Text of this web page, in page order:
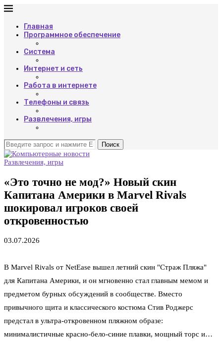
Главная
Программное обеспечение
Система
Интернет и сеть
Работа в интернете
Телефоны и связь
Развлечения, игры
Поиск
Развлечения, игры
«Это точно не мод?» Новый скин
Капитана Америки в Marvel Rivals
шокировал игроков своей
откровенностью
03.07.2026
В Marvel Rivals от NetEase вышел летний скин "Страж Пляжа"
для Капитана Америки, и он мгновенно стал главным мемом и
предметом бурных обсуждений в сообществе. Вместо
привычного щита и классического костюма Стив Роджерс
предстал в ультра-откровенном пляжном образе:
минималистичные красно-бело-синие плавки, мощный торс и…